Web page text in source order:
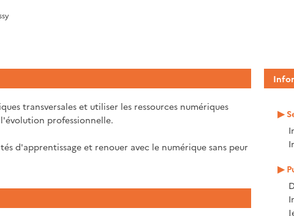
transversales et utiliser les ressources numériques
professionnelle.
d'apprentissage et renouer avec le numérique sans peur